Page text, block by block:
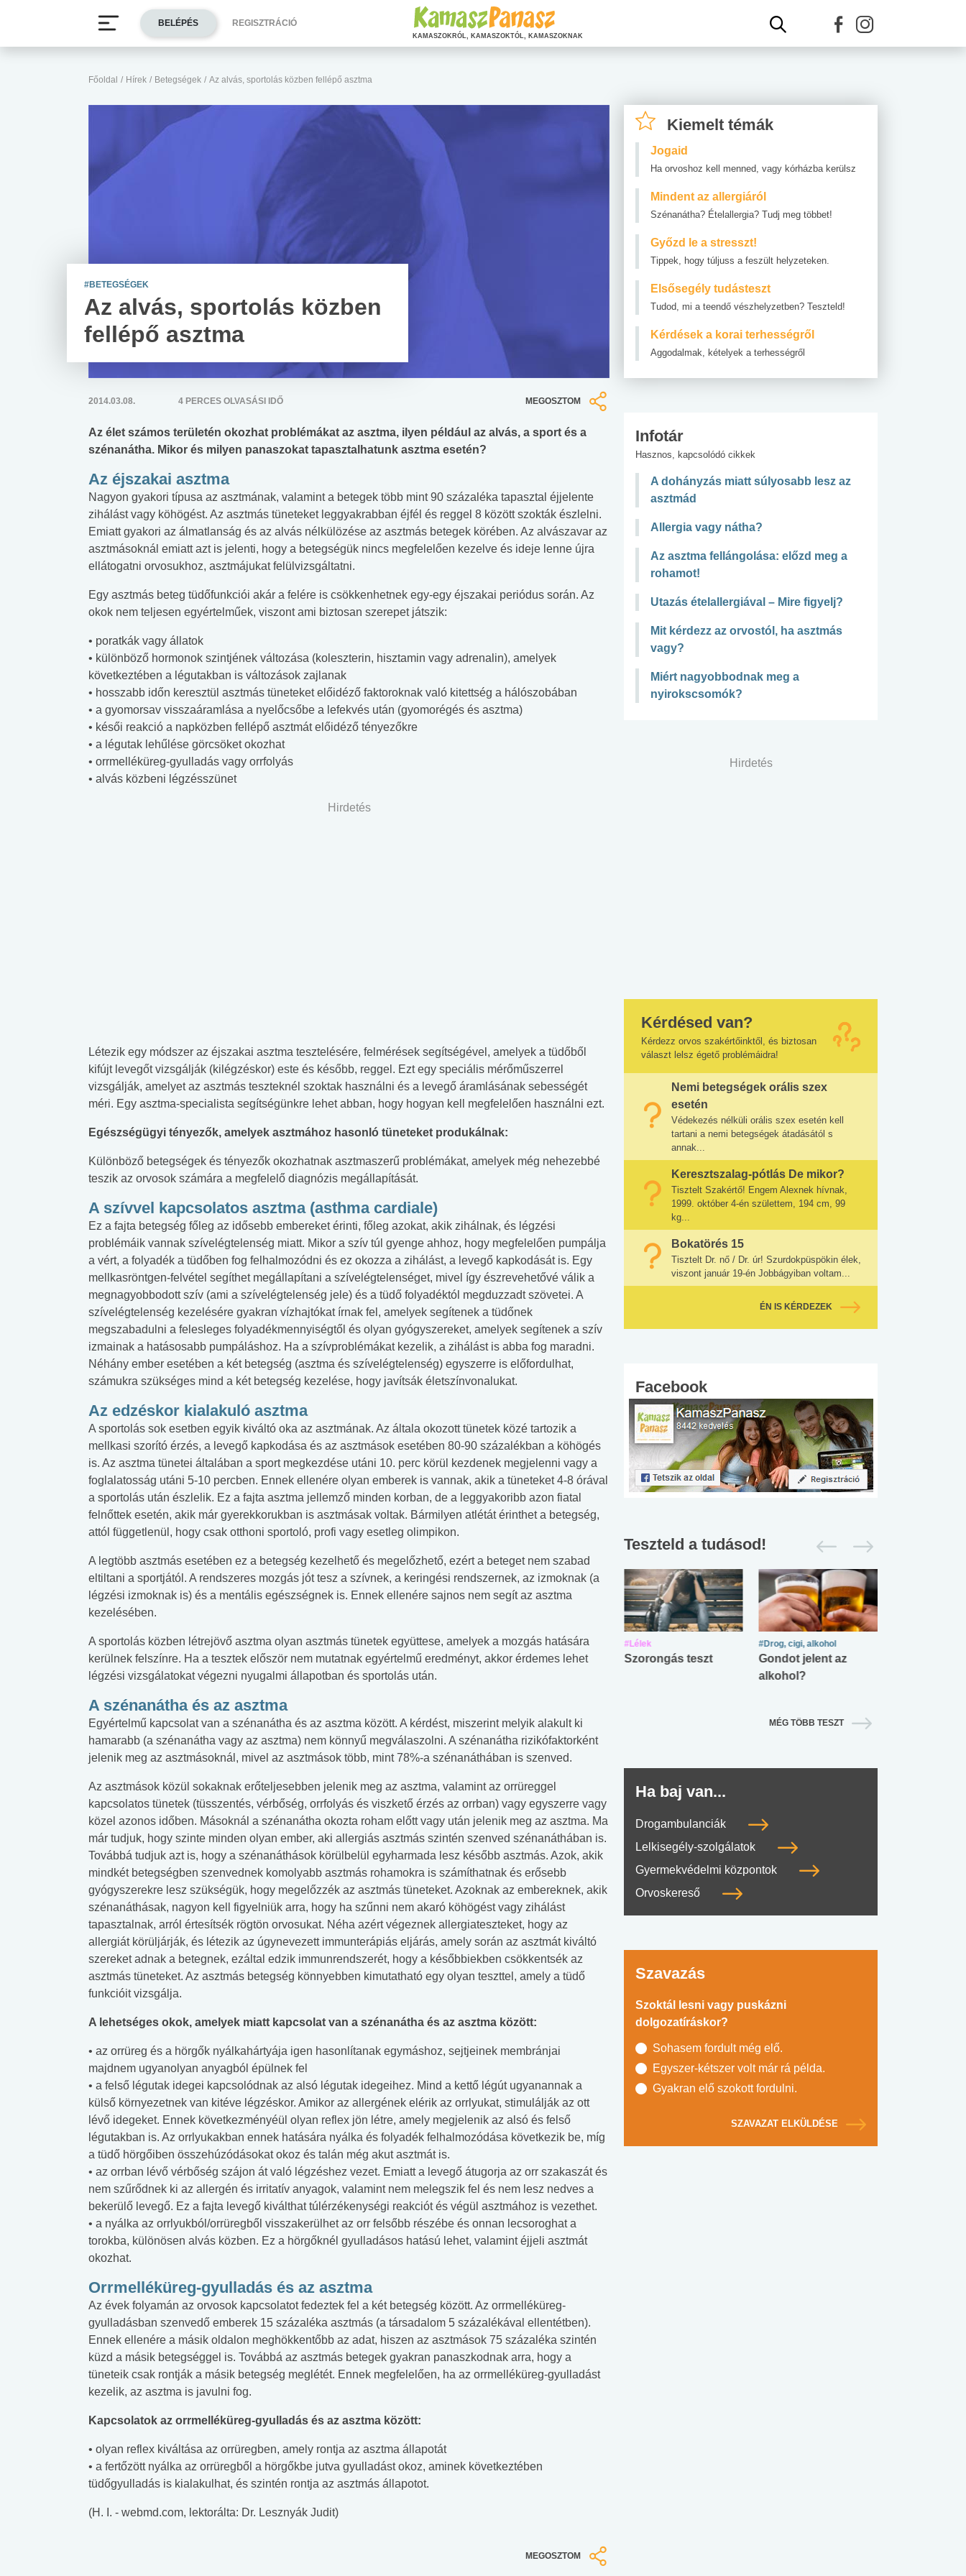
Főoldal / Hírek / Betegségek / Az alvás, sportolás közben fellépő asztma
#BETEGSÉGEK
Az alvás, sportolás közben
fellépő asztma
2014.03.08. 4 PERCES OLVASÁSI IDŐ MEGOSZTOM
Az élet számos területén okozhat problémákat az asztma, ilyen például az alvás, a sport és a
szénanátha. Mikor és milyen panaszokat tapasztalhatunk asztma esetén?
Az éjszakai asztma
Nagyon gyakori típusa az asztmának, valamint a betegek több mint 90 százaléka tapasztal éjjelente
zihálást vagy köhögést. Az asztmás tüneteket leggyakrabban éjfél és reggel 8 között szokták észlelni.
Emiatt gyakori az álmatlanság és az alvás nélkülözése az asztmás betegek körében. Az alvászavar az
asztmásoknál emiatt azt is jelenti, hogy a betegségük nincs megfelelően kezelve és ideje lenne újra
ellátogatni orvosukhoz, asztmájukat felülvizsgáltatni.
Egy asztmás beteg tüdőfunkciói akár a felére is csökkenhetnek egy-egy éjszakai periódus során. Az
okok nem teljesen egyértelműek, viszont ami biztosan szerepet játszik:
• poratkák vagy állatok
• különböző hormonok szintjének változása (koleszterin, hisztamin vagy adrenalin), amelyek
következtében a légutakban is változások zajlanak
• hosszabb időn keresztül asztmás tüneteket előidéző faktoroknak való kitettség a hálószobában
• a gyomorsav visszaáramlása a nyelőcsőbe a lefekvés után (gyomorégés és asztma)
• késői reakció a napközben fellépő asztmát előidéző tényezőkre
• a légutak lehűlése görcsöket okozhat
• orrmelléküreg-gyulladás vagy orrfolyás
• alvás közbeni légzésszünet
Hirdetés
Létezik egy módszer az éjszakai asztma tesztelésére, felmérések segítségével, amelyek a tüdőből
kifújt levegőt vizsgálják (kilégzéskor) este és később, reggel. Ezt egy speciális mérőműszerrel
vizsgálják, amelyet az asztmás teszteknél szoktak használni és a levegő áramlásának sebességét
méri. Egy asztma-specialista segítségünkre lehet abban, hogy hogyan kell megfelelően használni ezt.
Egészségügyi tényezők, amelyek asztmához hasonló tüneteket produkálnak:
Különböző betegségek és tényezők okozhatnak asztmaszerű problémákat, amelyek még nehezebbé
teszik az orvosok számára a megfelelő diagnózis megállapítását.
A szívvel kapcsolatos asztma (asthma cardiale)
Ez a fajta betegség főleg az idősebb embereket érinti, főleg azokat, akik zihálnak, és légzési
problémáik vannak szívelégtelenség miatt. Mikor a szív túl gyenge ahhoz, hogy megfelelően pumpálja
a vért, a folyadék a tüdőben fog felhalmozódni és ez okozza a zihálást, a levegő kapkodását is. Egy
mellkasröntgen-felvétel segíthet megállapítani a szívelégtelenséget, mivel így észrevehetővé válik a
megnagyobbodott szív (ami a szívelégtelenség jele) és a tüdő folyadéktól megduzzadt szövetei. A
szívelégtelenség kezelésére gyakran vízhajtókat írnak fel, amelyek segítenek a tüdőnek
megszabadulni a felesleges folyadékmennyiségtől és olyan gyógyszereket, amelyek segítenek a szív
izmainak a hatásosabb pumpáláshoz. Ha a szívproblémákat kezelik, a zihálást is abba fog maradni.
Néhány ember esetében a két betegség (asztma és szívelégtelenség) egyszerre is előfordulhat,
számukra szükséges mind a két betegség kezelése, hogy javítsák életszínvonalukat.
Az edzéskor kialakuló asztma
A sportolás sok esetben egyik kiváltó oka az asztmának. Az általa okozott tünetek közé tartozik a
mellkasi szorító érzés, a levegő kapkodása és az asztmások esetében 80-90 százalékban a köhögés
is. Az asztma tünetei általában a sport megkezdése utáni 10. perc körül kezdenek megjelenni vagy a
foglalatosság utáni 5-10 percben. Ennek ellenére olyan emberek is vannak, akik a tüneteket 4-8 órával
a sportolás után észlelik. Ez a fajta asztma jellemző minden korban, de a leggyakoribb azon fiatal
felnőttek esetén, akik már gyerekkorukban is asztmásak voltak. Bármilyen atlétát érinthet a betegség,
attól függetlenül, hogy csak otthoni sportoló, profi vagy esetleg olimpikon.
A legtöbb asztmás esetében ez a betegség kezelhető és megelőzhető, ezért a beteget nem szabad
eltiltani a sportjától. A rendszeres mozgás jót tesz a szívnek, a keringési rendszernek, az izmoknak (a
légzési izmoknak is) és a mentális egészségnek is. Ennek ellenére sajnos nem segít az asztma
kezelésében.
A sportolás közben létrejövő asztma olyan asztmás tünetek együttese, amelyek a mozgás hatására
kerülnek felszínre. Ha a tesztek először nem mutatnak egyértelmű eredményt, akkor érdemes lehet
légzési vizsgálatokat végezni nyugalmi állapotban és sportolás után.
A szénanátha és az asztma
Egyértelmű kapcsolat van a szénanátha és az asztma között. A kérdést, miszerint melyik alakult ki
hamarabb (a szénanátha vagy az asztma) nem könnyű megválaszolni. A szénanátha rizikófaktorként
jelenik meg az asztmásoknál, mivel az asztmások több, mint 78%-a szénanáthában is szenved.
Az asztmások közül sokaknak erőteljesebben jelenik meg az asztma, valamint az orrüreggel
kapcsolatos tünetek (tüsszentés, vérbőség, orrfolyás és viszkető érzés az orrban) vagy egyszerre vagy
közel azonos időben. Másoknál a szénanátha okozta roham előtt vagy után jelenik meg az asztma. Ma
már tudjuk, hogy szinte minden olyan ember, aki allergiás asztmás szintén szenved szénanáthában is.
Továbbá tudjuk azt is, hogy a szénanáthások körülbelül egyharmada lesz később asztmás. Azok, akik
mindkét betegségben szenvednek komolyabb asztmás rohamokra is számíthatnak és erősebb
gyógyszerekre lesz szükségük, hogy megelőzzék az asztmás tüneteket. Azoknak az embereknek, akik
szénanáthásak, nagyon kell figyelniük arra, hogy ha szűnni nem akaró köhögést vagy zihálást
tapasztalnak, arról értesítsék rögtön orvosukat. Néha azért végeznek allergiateszteket, hogy az
allergiát körüljárják, és létezik az úgynevezett immunterápiás eljárás, amely során az asztmát kiváltó
szereket adnak a betegnek, ezáltal edzik immunrendszerét, hogy a későbbiekben csökkentsék az
asztmás tüneteket. Az asztmás betegség könnyebben kimutatható egy olyan teszttel, amely a tüdő
funkcióit vizsgálja.
A lehetséges okok, amelyek miatt kapcsolat van a szénanátha és az asztma között:
• az orrüreg és a hörgők nyálkahártyája igen hasonlítanak egymáshoz, sejtjeinek membránjai
majdnem ugyanolyan anyagból épülnek fel
• a felső légutak idegei kapcsolódnak az alsó légutak idegeihez. Mind a kettő légút ugyanannak a
külső környezetnek van kitéve légzéskor. Amikor az allergének elérik az orrlyukat, stimulálják az ott
lévő idegeket. Ennek következményéül olyan reflex jön létre, amely megjelenik az alsó és felső
légutakban is. Az orrlyukakban ennek hatására nyálka és folyadék felhalmozódása következik be, míg
a tüdő hörgőiben összehúzódásokat okoz és talán még akut asztmát is.
• az orrban lévő vérbőség szájon át való légzéshez vezet. Emiatt a levegő átugorja az orr szakaszát és
nem szűrődnek ki az allergén és irritatív anyagok, valamint nem melegszik fel és nem lesz nedves a
bekerülő levegő. Ez a fajta levegő kiválthat túlérzékenységi reakciót és végül asztmához is vezethet.
• a nyálka az orrlyukból/orrüregből visszakerülhet az orr felsőbb részébe és onnan lecsoroghat a
torokba, különösen alvás közben. Ez a hörgőknél gyulladásos hatású lehet, valamint éjjeli asztmát
okozhat.
Orrmelléküreg-gyulladás és az asztma
Az évek folyamán az orvosok kapcsolatot fedeztek fel a két betegség között. Az orrmelléküreg-
gyulladásban szenvedő emberek 15 százaléka asztmás (a társadalom 5 százalékával ellentétben).
Ennek ellenére a másik oldalon meghökkentőbb az adat, hiszen az asztmások 75 százaléka szintén
küzd a másik betegséggel is. Továbbá az asztmás betegek gyakran panaszkodnak arra, hogy a
tüneteik csak rontják a másik betegség meglétét. Ennek megfelelően, ha az orrmelléküreg-gyulladást
kezelik, az asztma is javulni fog.
Kapcsolatok az orrmelléküreg-gyulladás és az asztma között:
• olyan reflex kiváltása az orrüregben, amely rontja az asztma állapotát
• a fertőzött nyálka az orrüregből a hörgőkbe jutva gyulladást okoz, aminek következtében
tüdőgyulladás is kialakulhat, és szintén rontja az asztmás állapotot.
(H. I. - webmd.com, lektorálta: Dr. Lesznyák Judit)
MEGOSZTOM
Kiemelt témák
Jogaid
Ha orvoshoz kell menned, vagy kórházba kerülsz
Mindent az allergiáról
Szénanátha? Ételallergia? Tudj meg többet!
Győzd le a stresszt!
Tippek, hogy túljuss a feszült helyzeteken.
Elsősegély tudásteszt
Tudod, mi a teendő vészhelyzetben? Teszteld!
Kérdések a korai terhességről
Aggodalmak, kételyek a terhességről
Infotár
Hasznos, kapcsolódó cikkek
A dohányzás miatt súlyosabb lesz az
asztmád
Allergia vagy nátha?
Az asztma fellángolása: előzd meg a
rohamot!
Utazás ételallergiával – Mire figyelj?
Mit kérdezz az orvostól, ha asztmás
vagy?
Miért nagyobbodnak meg a
nyirokscsomók?
Hirdetés
Kérdésed van?
Kérdezz orvos szakértőinktől, és biztosan
választ lelsz égető problémáidra!
Nemi betegségek orális szex
esetén
Védekezés nélküli orális szex esetén kell
tartani a nemi betegségek átadásától s
annak...
Keresztszalag-pótlás De mikor?
Tisztelt Szakértő! Engem Alexnek hívnak,
1999. október 4-én születtem, 194 cm, 99
kg...
Bokatörés 15
Tisztelt Dr. nő / Dr. úr! Szurdokpüspökin élek,
viszont január 19-én Jobbágyiban voltam...
ÉN IS KÉRDEZEK
Facebook
Teszteld a tudásod!
#Zöldövezet
Mekkora az ökológiai
lábnyomod?
#Betegségek
Elsősegély
tudásteszt
#Suli, munka
Angol középfokú
nyelvvizsga teszt -
#Suli, munka
Internet-függőség
#Lélek
Szorongás teszt
#Drog, cigi, alkohol
Gondot jelent az
alkohol?
MÉG TÖBB TESZT
Ha baj van...
Drogambulanciák
Lelkisegély-szolgálatok
Gyermekvédelmi központok
Orvoskereső
Szavazás
Szoktál lesni vagy puskázni
dolgozatíráskor?
Sohasem fordult még elő.
Egyszer-kétszer volt már rá példa.
Gyakran elő szokott fordulni.
SZAVAZAT ELKÜLDÉSE
BELÉPÉS REGISZTRÁCIÓ
KAMASZOKRÓL, KAMASZOKTÓL, KAMASZOKNAK